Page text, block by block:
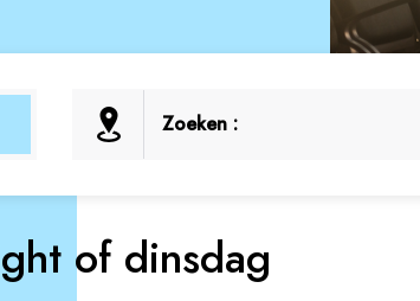
Zoeken :
of dinsdag